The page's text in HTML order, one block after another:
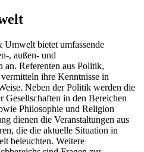
Umwelt bietet umfassende
, außen- und
an. Referenten aus Politik,
ihre Kenntnisse in
Neben der Politik werden die
Gesellschaften in den Bereichen
Philosophie und Religion
dienen die Veranstaltungen aus
die die aktuelle Situation in
beleuchten. Weitere